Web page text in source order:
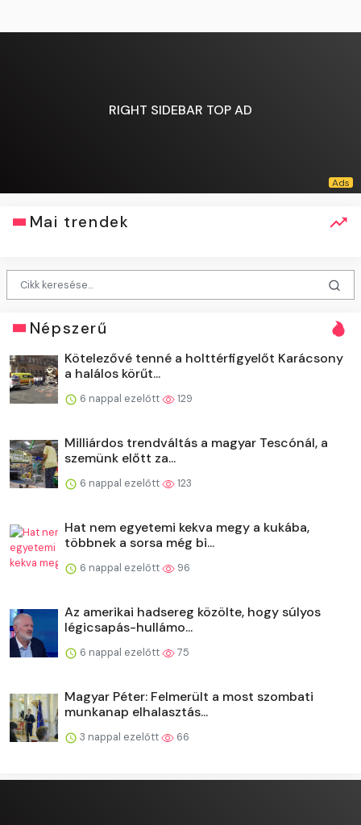
RIGHT SIDEBAR TOP AD
Mai trendek
Népszerű
Kötelezővé tenné a holttérfigyelőt Karácsony
a halálos körűt...
6 nappal ezelőtt 129
Milliárdos trendváltás a magyar Tescónál, a
szemünk előtt za...
6 nappal ezelőtt 123
Hat nem egyetemi kekva megy a kukába,
többnek a sorsa még bi...
6 nappal ezelőtt 96
Az amerikai hadsereg közölte, hogy súlyos
légicsapás-hullámo...
6 nappal ezelőtt 75
Magyar Péter: Felmerült a most szombati
munkanap elhalasztás...
3 nappal ezelőtt 66